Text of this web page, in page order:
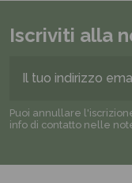
Iscriviti alla
Puoi annullare
info di contatto nelle